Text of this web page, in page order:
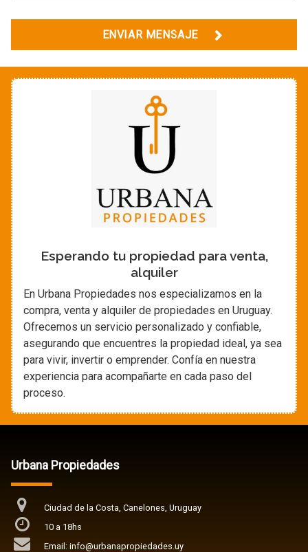
ENVIAR MENSAJE
Esperando tu propiedad para venta,
alquiler
En Urbana Propiedades nos especializamos en la
compra, venta y alquiler de propiedades en Uruguay.
Ofrecemos un servicio personalizado y confiable,
asegurando que encuentres la propiedad ideal, ya sea
para vivir, invertir o emprender. Confía en nuestra
experiencia para acompañarte en cada paso del
proceso.
Urbana Propiedades
Ciudad de la Costa, Canelones, Uruguay
10 a 18hs
Email: info@urbanapropiedades.uy